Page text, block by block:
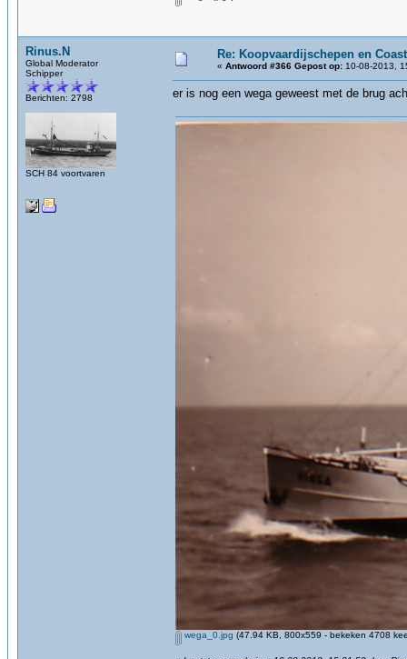
Rinus.N
Global Moderator
Schipper
Berichten: 2798
SCH 84 voortvaren
Re: Koopvaardijschepen en
« Antwoord #366 Gepost op: 10-08-2013,
er is nog een wega geweest met de brug
wega_0.jpg (47.94 KB, 800x559 - bekeken 4708